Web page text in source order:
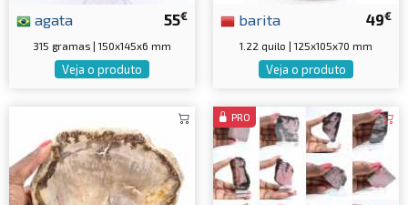
55€
agata
315 gramas | 150x145x6 mm
Veja o produto
49€
barita
1.22 quilo | 125x105x70 mm
Veja o produto
PRO